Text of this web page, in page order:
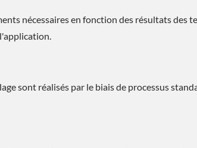
nécessaires en fonction des résultats des
sont réalisés par le biais de processus